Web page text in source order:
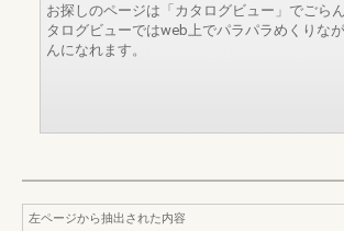
お探しのページは「カタログビュー」でごら
タログビューではweb上でパラパラめくりな
んになれます。
左ページから抽出された内容